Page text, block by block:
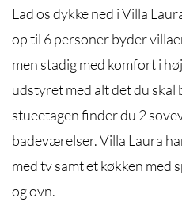
Lad os dykke ned i Villa
op til 6 personer byder
men stadig med komfort i
udstyret med alt det du skal
stueetagen finder du 2
badeværelser. Villa Laura
med tv samt et køkken med
og ovn.